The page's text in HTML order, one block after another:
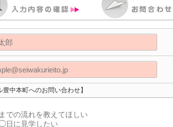
豊中本町へのお問い合わせ】